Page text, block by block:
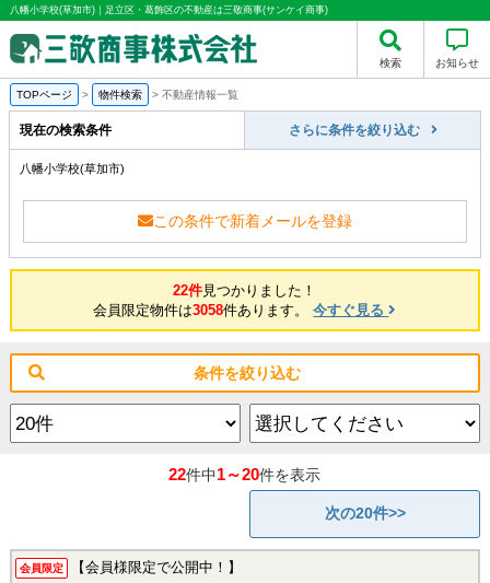
八幡小学校(草加市)｜足立区・葛飾区の不動産は三敬商事(サンケイ商事)
検索 お知らせ
TOPページ > 物件検索 > 不動産情報一覧
現在の検索条件 さらに条件を絞り込む
八幡小学校(草加市)
この条件で新着メールを登録
22件見つかりました！
会員限定物件は3058件あります。今すぐ見る
条件を絞り込む
22件中1～20件を表示
次の20件>>
会員限定 【会員様限定で公開中！】